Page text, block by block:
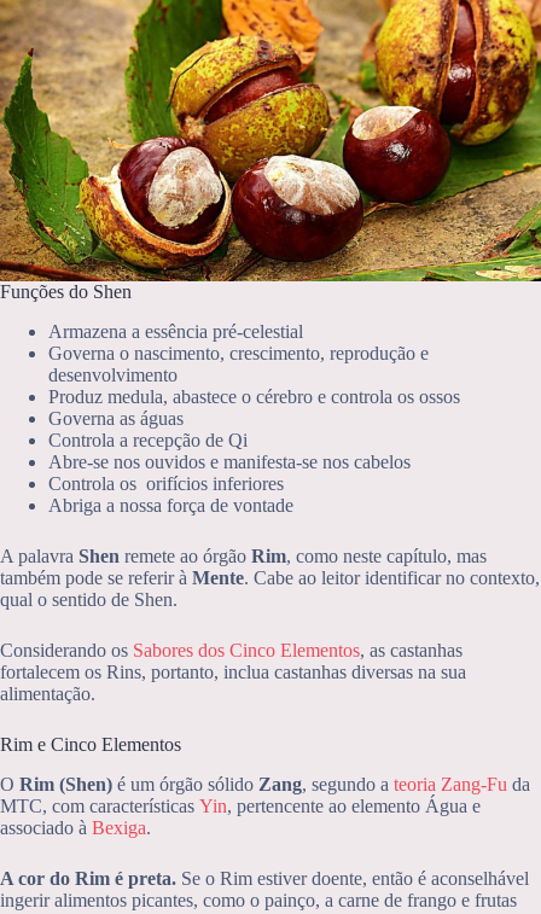
Funções do Shen
Armazena a essência pré-celestial
Governa o nascimento, crescimento, reprodução e
desenvolvimento
Produz medula, abastece o cérebro e controla os ossos
Governa as águas
Controla a recepção de Qi
Abre-se nos ouvidos e manifesta-se nos cabelos
Controla os orifícios inferiores
Abriga a nossa força de vontade
A palavra Shen remete ao órgão Rim, como neste capítulo, mas
também pode se referir à Mente. Cabe ao leitor identificar no contexto,
qual o sentido de Shen.
Considerando os Sabores dos Cinco Elementos, as castanhas
fortalecem os Rins, portanto, inclua castanhas diversas na sua
alimentação.
Rim e Cinco Elementos
O Rim (Shen) é um órgão sólido Zang, segundo a teoria Zang-Fu da
MTC, com características Yin, pertencente ao elemento Água e
associado à Bexiga.
A cor do Rim é preta. Se o Rim estiver doente, então é aconselhável
ingerir alimentos picantes, como o painço, a carne de frango e frutas